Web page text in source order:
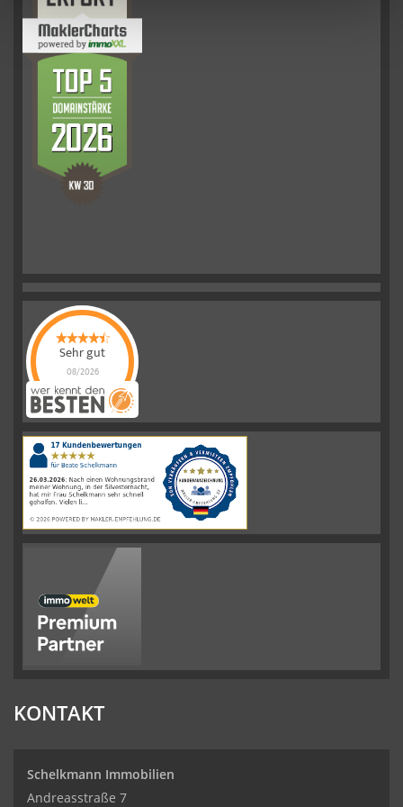
Sehr gut
08/2026
Schelkmann
Immobilienhat
|110Schelkmann
ImmobilienBewertungen
auf
werkenntdenBESTEN.de
KONTAKT
Schelkmann Immobilien
Andreasstraße 7